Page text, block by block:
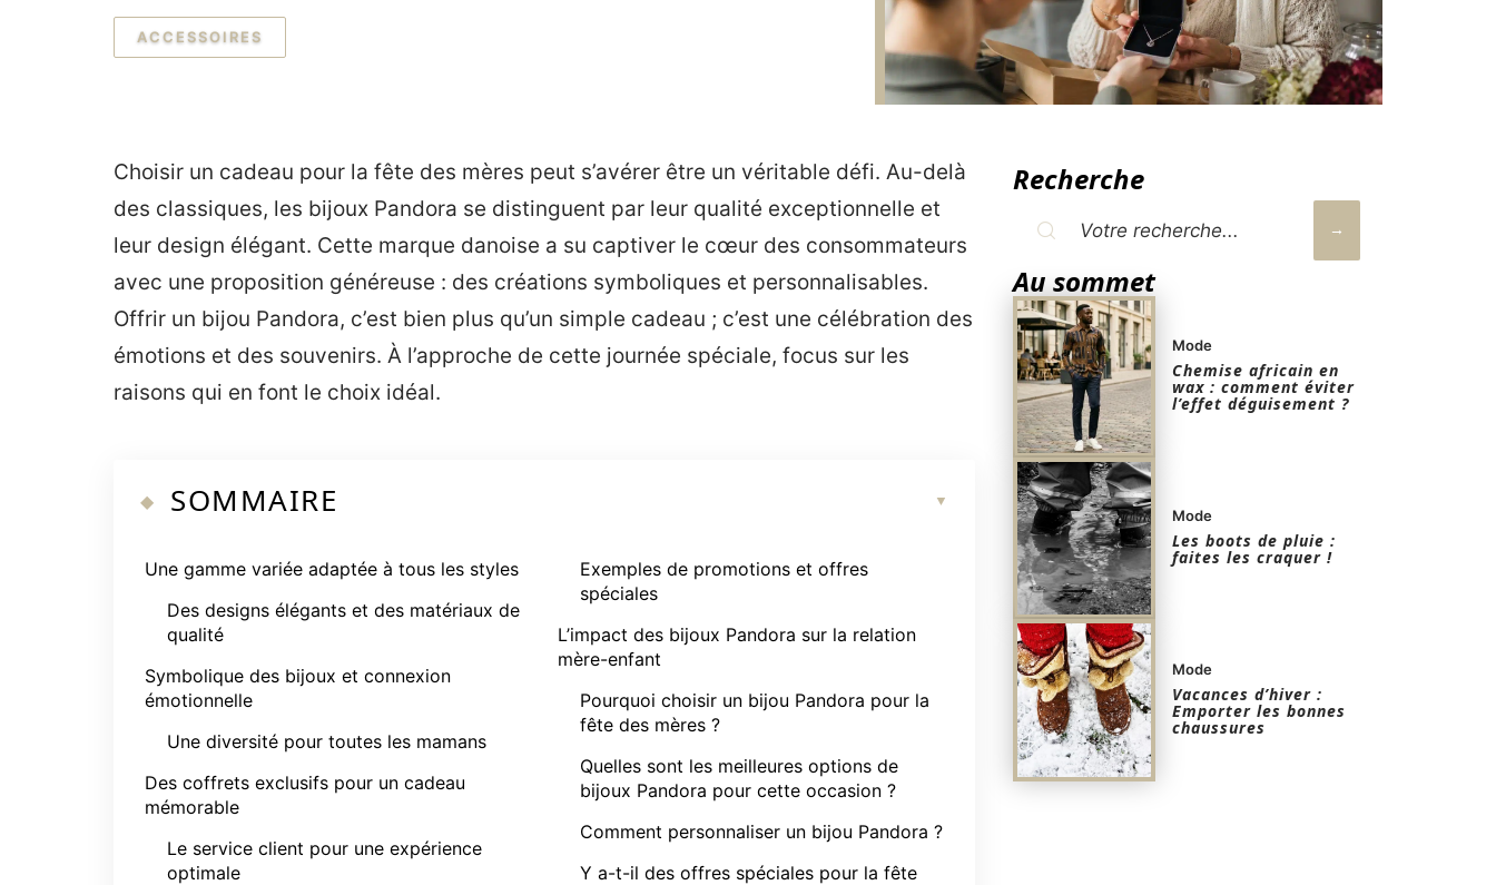
ACCESSOIRES
Choisir un cadeau pour la fête des mères peut s’avérer être un véritable défi. Au-delà
des classiques, les bijoux Pandora se distinguent par leur qualité exceptionnelle et
leur design élégant. Cette marque danoise a su captiver le cœur des consommateurs
avec une proposition généreuse : des créations symboliques et personnalisables.
Offrir un bijou Pandora, c’est bien plus qu’un simple cadeau ; c’est une célébration des
émotions et des souvenirs. À l’approche de cette journée spéciale, focus sur les
raisons qui en font le choix idéal.
SOMMAIRE
Une gamme variée adaptée à tous les styles
Des designs élégants et des matériaux de
qualité
Symbolique des bijoux et connexion
émotionnelle
Une diversité pour toutes les mamans
Des coffrets exclusifs pour un cadeau
mémorable
Le service client pour une expérience
optimale
Exemples de promotions et offres
spéciales
L’impact des bijoux Pandora sur la relation
mère-enfant
Pourquoi choisir un bijou Pandora pour la
fête des mères ?
Quelles sont les meilleures options de
bijoux Pandora pour cette occasion ?
Comment personnaliser un bijou Pandora ?
Y a-t-il des offres spéciales pour la fête
Recherche
Au sommet
Mode
Chemise africain en
wax : comment éviter
l’effet déguisement ?
Mode
Les boots de pluie :
faites les craquer !
Mode
Vacances d’hiver :
Emporter les bonnes
chaussures